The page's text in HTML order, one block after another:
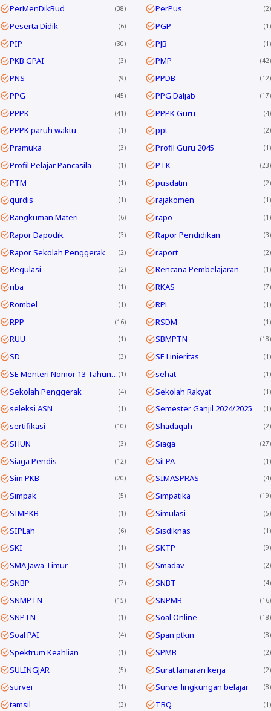
PerMenDikBud 38 PerPus 2
Peserta Didik 6 PGP 1
PIP 30 PJB 1
PKB GPAI 3 PMP 42
PNS 9 PPDB 12
PPG 45 PPG Daljab 17
PPPK 41 PPPK Guru 4
PPPK paruh waktu 1 ppt 2
Pramuka 3 Profil Guru 2045 1
Profil Pelajar Pancasila 1 PTK 23
PTM 1 pusdatin 2
qurdis 1 rajakomen 1
Rangkuman Materi 6 rapo 1
Rapor Dapodik 3 Rapor Pendidikan 3
Rapor Sekolah Penggerak 2 raport 2
Regulasi 2 Rencana Pembelajaran 1
riba 1 RKAS 7
Rombel 1 RPL 1
RPP 16 RSDM 1
RUU 1 SBMPTN 18
SD 3 SE Linieritas 1
SE Menteri Nomor 13 Tahun 2025 1 sehat 1
Sekolah Penggerak 4 Sekolah Rakyat 1
seleksi ASN 1 Semester Ganjil 2024/2025 1
sertifikasi 10 Shadaqah 2
SHUN 3 Siaga 27
Siaga Pendis 12 SiLPA 1
Sim PKB 20 SIMASPRAS 4
Simpak 5 Simpatika 19
SIMPKB 1 Simulasi 5
SIPLah 6 Sisdiknas 1
SKI 1 SKTP 9
SMA Jawa Timur 1 Smadav 2
SNBP 7 SNBT 4
SNMPTN 15 SNPMB 16
SNPTN 1 Soal Online 18
Soal PAI 4 Span ptkin 8
Spektrum Keahlian 1 SPMB 2
SULINGJAR 5 Surat lamaran kerja 2
survei 1 Survei lingkungan belajar 8
tamsil 3 TBQ 1